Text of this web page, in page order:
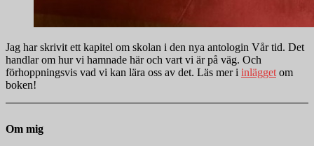
Jag har skrivit ett kapitel om skolan i den nya antologin Vår tid. Det
handlar om hur vi hamnade här och vart vi är på väg. Och
förhoppningsvis vad vi kan lära oss av det. Läs mer i inlägget om
boken!
Om mig